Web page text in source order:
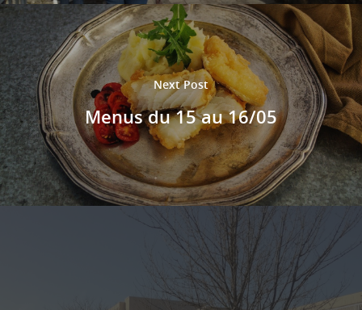
Next Post
Menus du 15 au 16/05